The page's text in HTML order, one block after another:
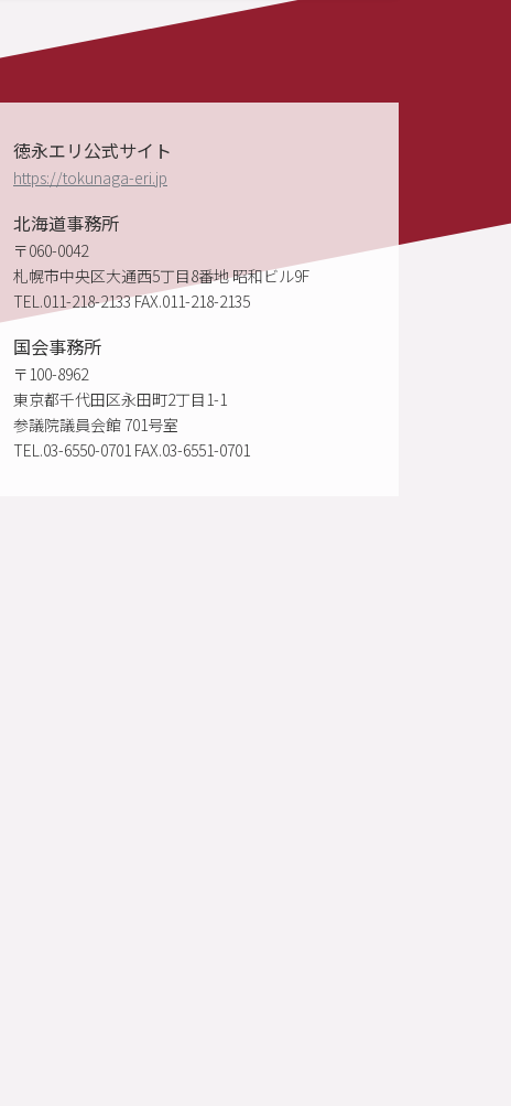
2022
徳永エリ公式サイト
https://tokunaga-eri.jp
北海道事務所
〒060-0042
札幌市中央区大通西5丁目8番地 昭和ビル9F
TEL.011-218-2133 FAX.011-218-2135
国会事務所
〒100-8962
東京都千代田区永田町2丁目1-1
参議院議員会館 701号室
TEL.03-6550-0701 FAX.03-6551-0701